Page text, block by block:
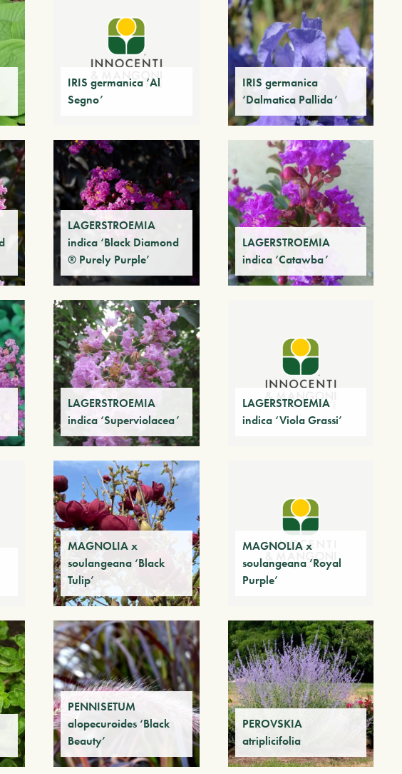
IRIS germanica ‘Al
Segno’
IRIS germanica
‘Dalmatica Pallida’
LAGERSTROEMIA
indica ‘Black Diamond
® Purely Purple’
LAGERSTROEMIA
indica ‘Catawba’
LAGERSTROEMIA
indica ‘Superviolacea’
LAGERSTROEMIA
indica ‘Viola Grassi’
MAGNOLIA x
soulangeana ‘Black
Tulip’
MAGNOLIA x
soulangeana ‘Royal
Purple’
PENNISETUM
alopecuroides ‘Black
Beauty’
PEROVSKIA
atriplicifolia